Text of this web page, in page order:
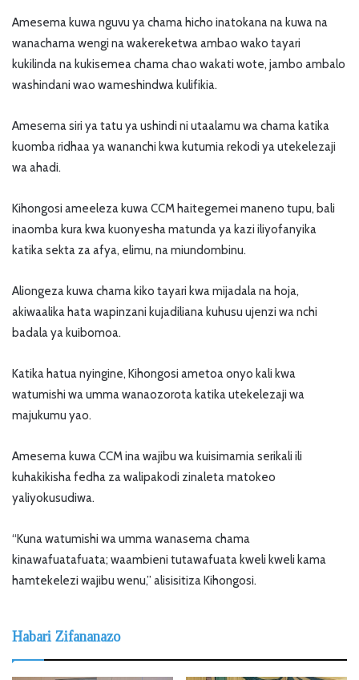
Amesema kuwa nguvu ya chama hicho inatokana na kuwa na
wanachama wengi na wakereketwa ambao wako tayari
kukilinda na kukisemea chama chao wakati wote, jambo ambalo
washindani wao wameshindwa kulifikia.
Amesema siri ya tatu ya ushindi ni utaalamu wa chama katika
kuomba ridhaa ya wananchi kwa kutumia rekodi ya utekelezaji
wa ahadi.
Kihongosi ameeleza kuwa CCM haitegemei maneno tupu, bali
inaomba kura kwa kuonyesha matunda ya kazi iliyofanyika
katika sekta za afya, elimu, na miundombinu.
Aliongeza kuwa chama kiko tayari kwa mijadala na hoja,
akiwaalika hata wapinzani kujadiliana kuhusu ujenzi wa nchi
badala ya kuibomoa.
Katika hatua nyingine, Kihongosi ametoa onyo kali kwa
watumishi wa umma wanaozorota katika utekelezaji wa
majukumu yao.
Amesema kuwa CCM ina wajibu wa kuisimamia serikali ili
kuhakikisha fedha za walipakodi zinaleta matokeo
yaliyokusudiwa.
“Kuna watumishi wa umma wanasema chama
kinawafuatafuata; waambieni tutawafuata kweli kweli kama
hamtekelezi wajibu wenu,” alisisitiza Kihongosi.
Habari Zifananazo